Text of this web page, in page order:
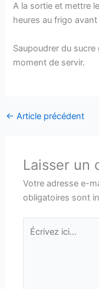
A la sortie et mettre
heures au frigo
Saupoudrer du
moment de servir.
← Article précédent
Laisser un
Votre adresse e-
obligatoires sont
Écrivez
ici…